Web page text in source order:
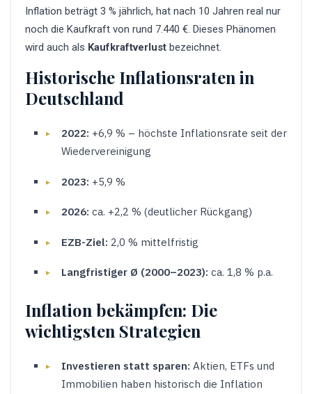
Inflation beträgt 3 % jährlich, hat nach 10 Jahren real nur
noch die Kaufkraft von rund 7.440 €. Dieses Phänomen
wird auch als Kaufkraftverlust bezeichnet.
Historische Inflationsraten in
Deutschland
2022: +6,9 % – höchste Inflationsrate seit der
Wiedervereinigung
2023: +5,9 %
2026: ca. +2,2 % (deutlicher Rückgang)
EZB-Ziel: 2,0 % mittelfristig
Langfristiger Ø (2000–2023): ca. 1,8 % p.a.
Inflation bekämpfen: Die
wichtigsten Strategien
Investieren statt sparen: Aktien, ETFs und
Immobilien haben historisch die Inflation